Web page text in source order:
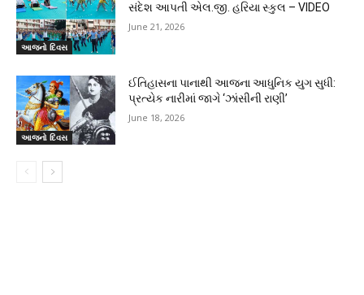
આજનો દિવસ
સંદેશ આપતી એલ.જી. હરિયા સ્કુલ – VIDEO
June 21, 2026
આજનો દિવસ
ઈતિહાસના પાનાથી આજના આધુનિક યુગ સુધી:
પ્રત્યેક નારીમાં જાગે ‘ઝાંસીની રાણી’
June 18, 2026